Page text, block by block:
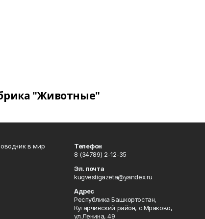
"Животные"
в мир
Телефон
8 (34789) 2-12-35
Эл. почта
kugvestigazeta@yandex.ru
Адрес
Республика Башкортостан,
Кугарчинский район, с.Мраково,
ул.Ленина, 49